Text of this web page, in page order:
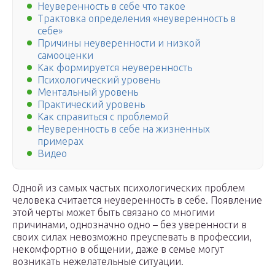
Неуверенность в себе что такое
Трактовка определения «неуверенность в
себе»
Причины неуверенности и низкой
самооценки
Как формируется неуверенность
Психологический уровень
Ментальный уровень
Практический уровень
Как справиться с проблемой
Неуверенность в себе на жизненных
примерах
Видео
Одной из самых частых психологических проблем
человека считается неуверенность в себе. Появление
этой черты может быть связано со многими
причинами, однозначно одно – без уверенности в
своих силах невозможно преуспевать в профессии,
некомфортно в общении, даже в семье могут
возникать нежелательные ситуации.